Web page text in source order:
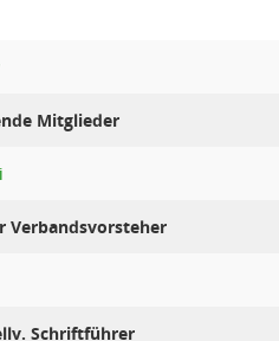
Mitglieder
Verbandsvorsteher
Schriftführer